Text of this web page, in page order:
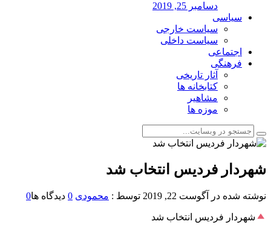
دسامبر 25, 2019
سیاسی
سیاست خارجی
سیاست داخلی
اجتماعی
فرهنگی
آثار تاریخی
کتابخانه ها
مشاهیر
موزه ها
شهردار فردیس انتخاب شد
نوشته شده در آگوست 22, 2019 توسط : محمودی 0 دیدگاه ها0
شهردار فردیس انتخاب شد